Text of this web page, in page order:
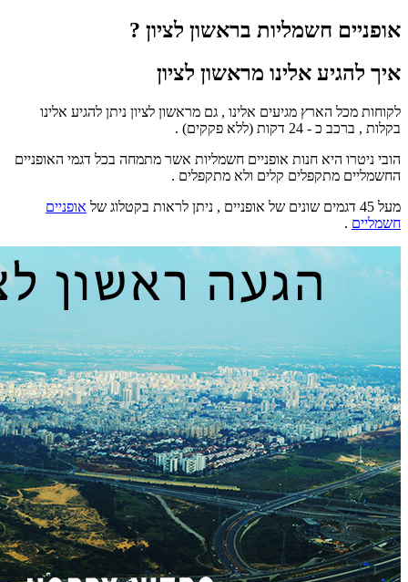
אופניים חשמליות בראשון לציון ?
איך להגיע אלינו מראשון לציון
לקוחות מכל הארץ מגיעים אלינו , גם מראשון לציון ניתן להגיע אלינו
בקלות , ברכב כ - 24 דקות (ללא פקקים) .
הובי ניטרו היא חנות אופניים חשמליות אשר מתמחה בכל דגמי האופניים
החשמליים מתקפלים קלים ולא מתקפלים .
מעל 45 דגמים שונים של אופניים , ניתן לראות בקטלוג של
אופניים
חשמליים .